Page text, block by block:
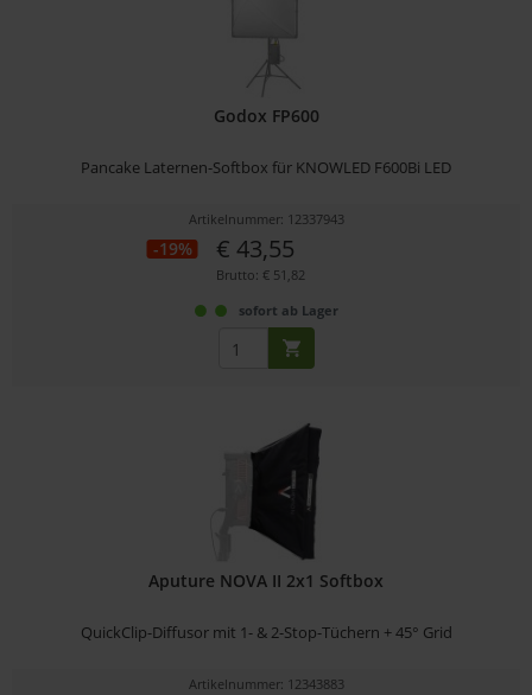
Godox FP600
Pancake Laternen-Softbox für KNOWLED F600Bi LED
Artikelnummer: 12337943
-19% € 43,55
Brutto: € 51,82
sofort ab Lager
Aputure NOVA II 2x1 Softbox
QuickClip-Diffusor mit 1- & 2-Stop-Tüchern + 45° Grid
Artikelnummer: 12343883